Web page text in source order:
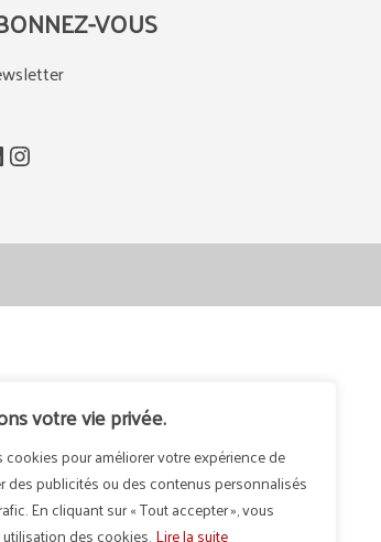
votre vie privée.
pour améliorer votre expérience de
des publicités ou des contenus personnalisés
En cliquant sur « Tout accepter », vous
des cookies.Lire la suite
VOUS
Instagram